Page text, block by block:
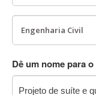
Dê um nome para